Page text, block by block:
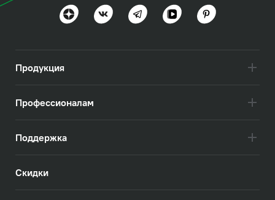
Продукция
Профессионалам
Поддержка
Скидки